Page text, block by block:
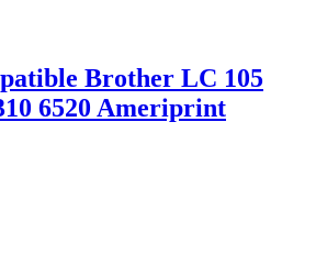
Brother LC 105
6520 Ameriprint